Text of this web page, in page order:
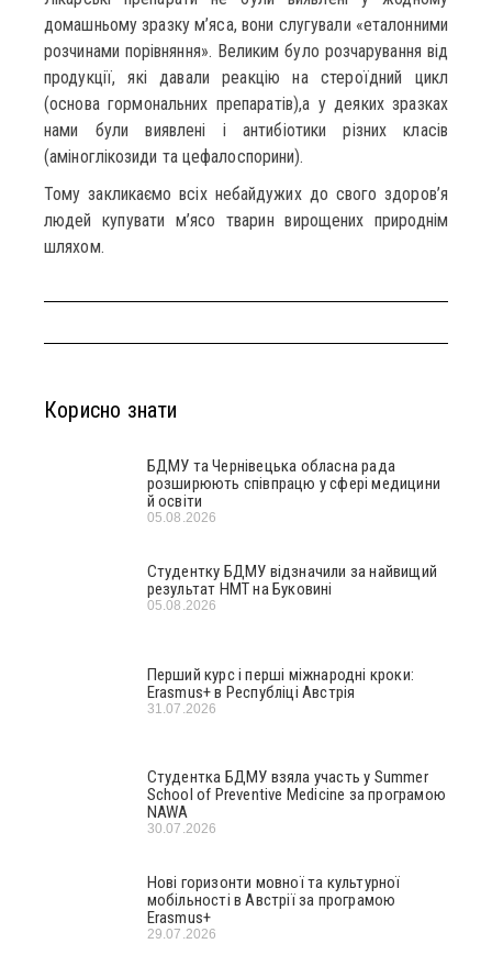
домашньому зразку м’яса, вони слугували «еталонними
розчинами порівняння». Великим було розчарування від
продукції, які давали реакцію на стероїдний цикл
(основа гормональних препаратів),а у деяких зразках
нами були виявлені і антибіотики різних класів
(аміноглікозиди та цефалоспорини).
Тому закликаємо всіх небайдужих до свого здоров’я
людей купувати м’ясо тварин вирощених природнім
шляхом.
Корисно знати
БДМУ та Чернівецька обласна рада
розширюють співпрацю у сфері медицини
й освіти
05.08.2026
Студентку БДМУ відзначили за найвищий
результат НМТ на Буковині
05.08.2026
Перший курс і перші міжнародні кроки:
Erasmus+ в Республіці Австрія
31.07.2026
Студентка БДМУ взяла участь у Summer
School of Preventive Medicine за програмою
NAWA
30.07.2026
Нові горизонти мовної та культурної
мобільності в Австрії за програмою
Erasmus+
29.07.2026